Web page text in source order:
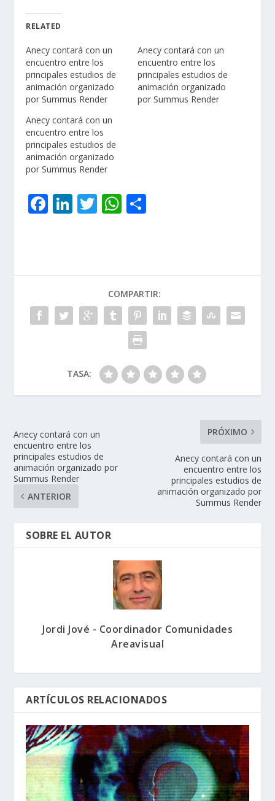
RELATED
Anecy contará con un
encuentro entre los
principales estudios de
animación organizado
por Summus Render
Anecy contará con un
encuentro entre los
principales estudios de
animación organizado
por Summus Render
Anecy contará con un
encuentro entre los
principales estudios de
animación organizado
por Summus Render
F
o
o
k
Li
dI
n
T W
A
p
p
ar
ti
r
COMPARTIR:
TASA:
Anecy contará con un
encuentro entre los
principales estudios de
animación organizado por
Summus Render
ANTERIOR
PRÓXIMO
Anecy contará con un
encuentro entre los
principales estudios de
animación organizado por
Summus Render
SOBRE EL AUTOR
Jordi Jové - Coordinador Comunidades
Areavisual
ARTÍCULOS RELACIONADOS